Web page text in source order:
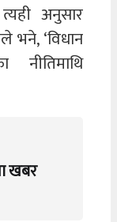
अनुसार
भने, ‘विधान
नीतिमाथि
खबर